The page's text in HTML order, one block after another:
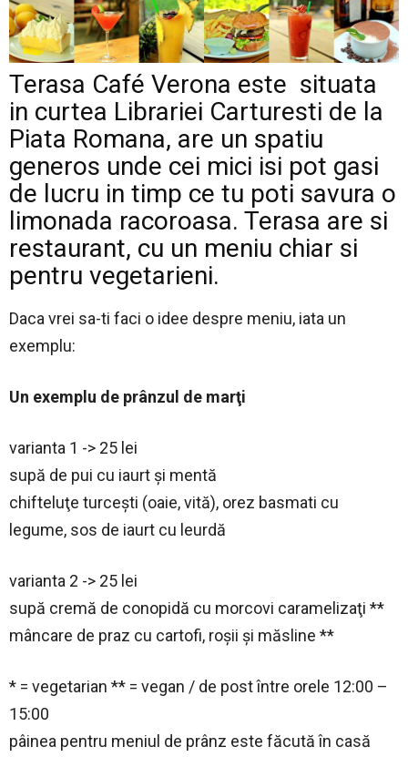
Terasa Café Verona este situata
in curtea Librariei Carturesti de la
Piata Romana, are un spatiu
generos unde cei mici isi pot gasi
de lucru in timp ce tu poti savura o
limonada racoroasa. Terasa are si
restaurant, cu un meniu chiar si
pentru vegetarieni.
Daca vrei sa-ti faci o idee despre meniu, iata un
exemplu:
Un exemplu de prânzul de marţi
varianta 1 -> 25 lei
supă de pui cu iaurt şi mentă
chifteluţe turceşti (oaie, vită), orez basmati cu
legume, sos de iaurt cu leurdă
varianta 2 -> 25 lei
supă cremă de conopidă cu morcovi caramelizaţi **
mâncare de praz cu cartofi, roşii şi măsline **
* = vegetarian ** = vegan / de post între orele 12:00 –
15:00
pâinea pentru meniul de prânz este făcută în casă